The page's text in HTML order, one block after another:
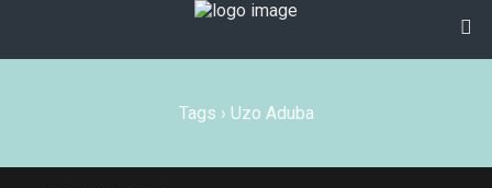
Tags › Uzo Aduba